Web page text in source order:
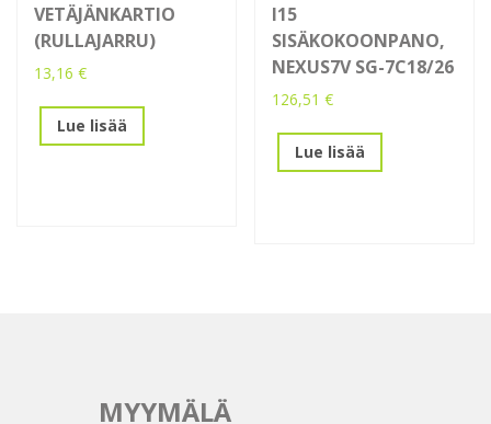
VETÄJÄNKARTIO
(RULLAJARRU)
13,16 €
Lue lisää
I15
SISÄKOKOONPANO,
NEXUS7V SG-7C18/26
126,51€
Lue lisää
MYYMÄLÄ